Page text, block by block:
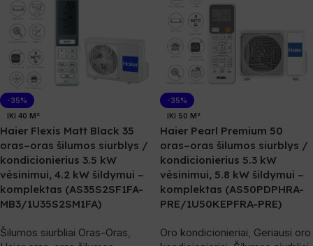
-35%
IKI 40 M²
Haier Flexis Matt Black 35
oras–oras šilumos siurblys /
kondicionierius 3.5 kW
vėsinimui, 4.2 kW šildymui –
komplektas (AS35S2SF1FA-
MB3/1U35S2SM1FA)
Šilumos siurbliai Oras-Oras,
-35%
IKI 50 M²
Haier Pearl Premium 50
oras–oras šilumos siurblys /
kondicionierius 5.3 kW
vėsinimui, 5.8 kW šildymui –
komplektas (AS50PDPHRA-
PRE/1U50KEPFRA-PRE)
Oro kondicionieriai, Geriausi oro